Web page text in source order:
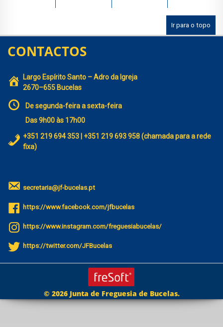
Ir para o topo
CONTACTOS
Largo Espírito Santo – Adro da Igreja
2670–655 Bucelas
De segunda-feira a sexta-feira
Das 9h00 às 17h00
+351 219 694 353 | +351 219 693 958 (chamada para a rede
fixa)
secretaria@jf-bucelas.pt
https://www.facebook.com/jfbucelas
https://www.instagram.com/freguesiabucelas/
https://twitter.com/JFBucelas
© 2026 Junta de Freguesia de Bucelas.